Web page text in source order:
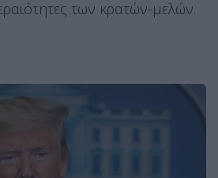
των κρατών-μελών.